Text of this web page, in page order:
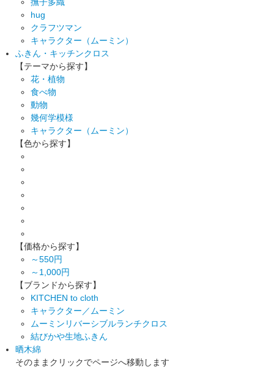
hug
クラフツマン
キャラクター（ムーミン）
ふきん・キッチンクロス
【テーマから探す】
花・植物
食べ物
動物
幾何学模様
キャラクター（ムーミン）
【色から探す】
【価格から探す】
～550円
～1,000円
【ブランドから探す】
KITCHEN to cloth
キャラクター／ムーミン
ムーミンリバーシブルランチクロス
結びかや生地ふきん
晒木綿
そのままクリックでページへ移動します